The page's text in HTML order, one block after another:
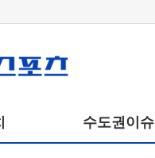
수도권이슈